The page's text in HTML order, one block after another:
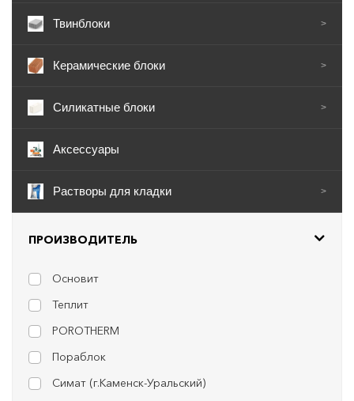
Твинблоки >
Керамические блоки >
Силикатные блоки >
Аксессуары
Растворы для кладки >
ПРОИЗВОДИТЕЛЬ
Основит
Теплит
POROTHERM
Пораблок
Симат (г.Каменск-Уральский)